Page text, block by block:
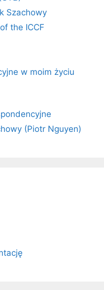
Szachowy
the ICCF
w moim życiu
(Piotr Nguyen)